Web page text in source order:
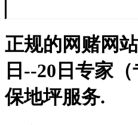
正规的网赌网
日--20日专家
保地坪服务.